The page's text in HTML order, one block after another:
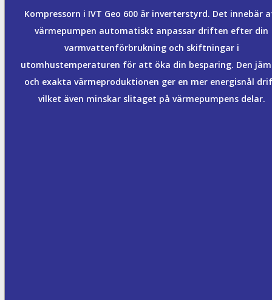
Kompressorn i IVT Geo 600 är inverterstyrd. Det innebär
värmepumpen automatiskt anpassar driften efter din
varmvattenförbrukning och skiftningar i
utomhustemperaturen för att öka din besparing. Den
och exakta värmeproduktionen ger en mer energisnål
vilket även minskar slitaget på värmepumpens delar.